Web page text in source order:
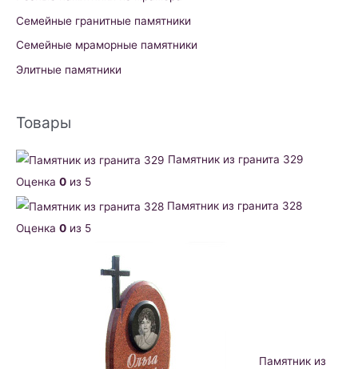
Семейные гранитные памятники
Семейные мраморные памятники
Элитные памятники
Товары
Памятник из гранита 329
Оценка 0 из 5
Памятник из гранита 328
Оценка 0 из 5
Памятник из